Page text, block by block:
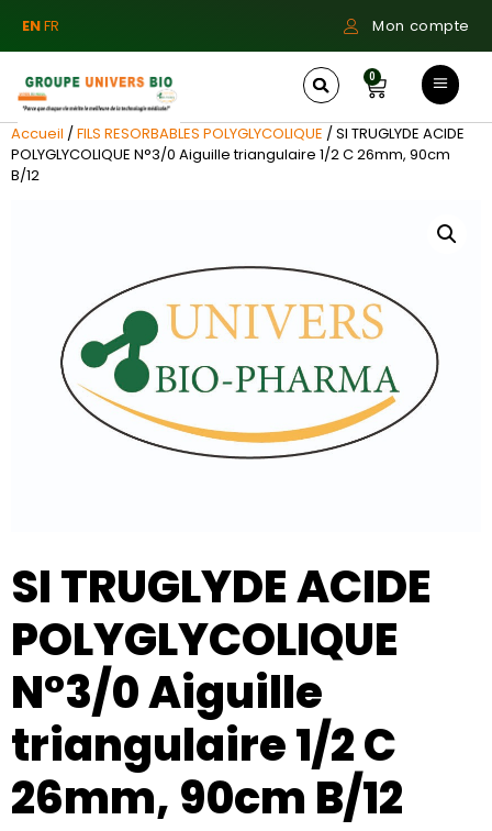
ENFR Mon compte
0
Accueil /FILS RESORBABLES POLYGLYCOLIQUE / SI TRUGLYDE ACIDE
POLYGLYCOLIQUE N°3/0 Aiguille triangulaire 1/2 C 26mm, 90cm
B/12
SI TRUGLYDE ACIDE
POLYGLYCOLIQUE
N°3/0 Aiguille
triangulaire 1/2 C
26mm, 90cm B/12